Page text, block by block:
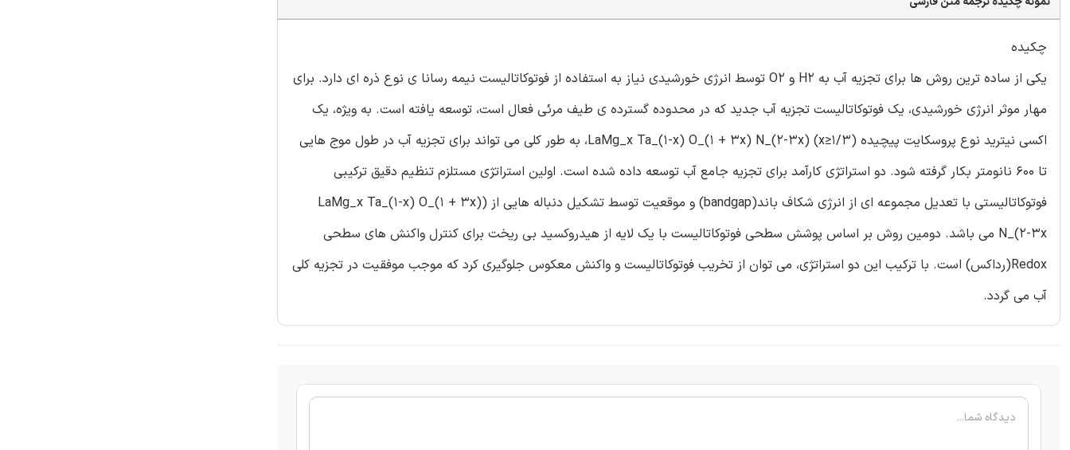
چکیده
یکی از ساده ترین روش ها برای تجزیه آب به H2 و O2 توسط انرژی خورشیدی نیاز به استفاده از فوتوکاتالیست نیمه رسانا ی نوع ذره ای دارد. برای
مهار موثر انرژی خورشیدی، یک فوتوکاتالیست تجزیه آب جدید که در محدوده گسترده ی طیف مرئی فعال است، توسعه یافته است. به ویژه، یک
اکسی نیترید نوع پروسکایت پیچیده (LaMg_x Ta_(1-x) O_(1 + 3x) N_(2-3x) (x≥1/3، به طور کلی می تواند برای تجزیه آب در طول موج هایی
تا 600 نانومتر بکار گرفته شود. دو استراتژی کارآمد برای تجزیه جامع آب توسعه داده شده است. اولین استراتژی مستلزم تنظیم دقیق ترکیبی
فوتوکاتالیستی با تعدیل مجموعه ای از انرژی شکاف باند(bandgap) و موقعیت توسط تشکیل دنباله هایی از (LaMg_x Ta_(1-x) O_(1 + 3x)
N_(2-3x می باشد. دومین روش بر اساس پوشش سطحی فوتوکاتالیست با یک لایه از هیدروکسید بی ریخت برای کنترل واکنش های سطحی
Redox(رداکس) است. با ترکیب این دو استراتژی، می توان از تخریب فوتوکاتالیست و واکنش معکوس جلوگیری کرد که موجب موفقیت در تجزیه کلی
آب می گردد.